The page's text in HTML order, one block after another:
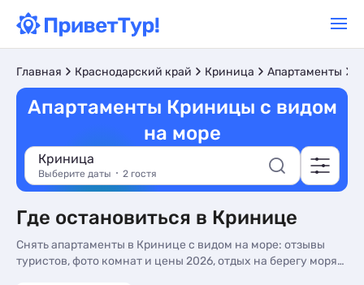
Главная Краснодарский край Криница Апартаменты
Апартаменты Криницы с видом
на море
Криница
Выберите даты 2 гостя
Где остановиться в Кринице
Снять апартаменты в Кринице с видом на море: отзывы
туристов, фото комнат и цены 2026, отдых на берегу моря